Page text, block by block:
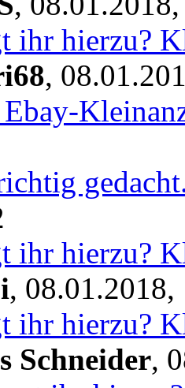
ihr hierzu?
,
ihr hierzu?
, 08.01.2018,
ihr hierzu?
Schneider,